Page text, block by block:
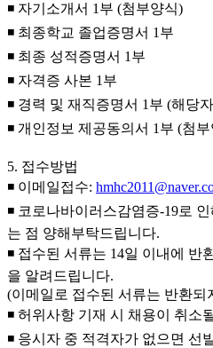
◾ 자기소개서 1부 (첨부양식)
◾ 최종학교 졸업증명서 1부
◾ 최종 성적증명서 1부
◾ 자격증 사본 1부
◾ 경력 및 재직증명서 1부 (해당
◾ 개인정보 제공동의서 1부 (첨
5. 접수방법
◾ 이메일접수:
◾ 코로나바이러스감염증-19로
는 점 양해부탁드립니다.
◾ 접수된 서류는 14일 이내에 반
을 알려드립니다.
(이메일로 접수된 서류는 반환되
◾ 허위사항 기재 시 채용이 취소
◾ 응시자 중 적격자가 없으면 선